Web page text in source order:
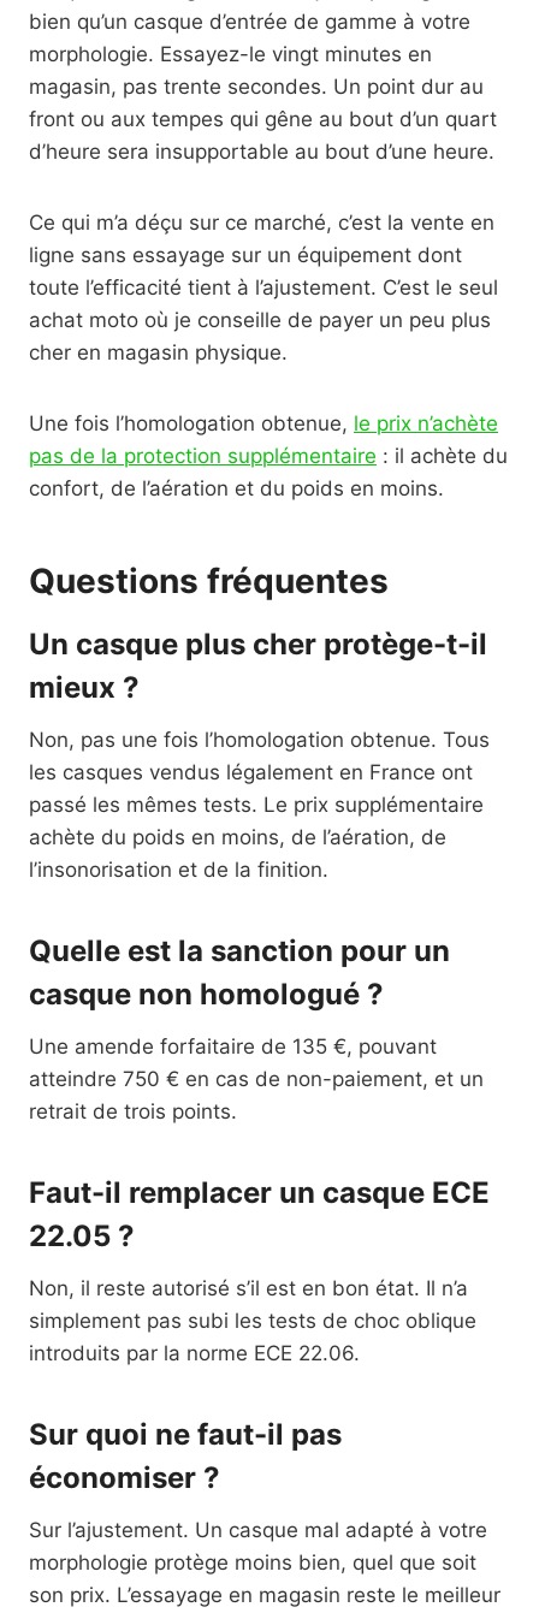
bien qu’un casque d’entrée de gamme à votre
morphologie. Essayez-le vingt minutes en
magasin, pas trente secondes. Un point dur au
front ou aux tempes qui gêne au bout d’un quart
d’heure sera insupportable au bout d’une heure.
Ce qui m’a déçu sur ce marché, c’est la vente en
ligne sans essayage sur un équipement dont
toute l’efficacité tient à l’ajustement. C’est le seul
achat moto où je conseille de payer un peu plus
cher en magasin physique.
Une fois l’homologation obtenue, le prix n’achète
pas de la protection supplémentaire : il achète du
confort, de l’aération et du poids en moins.
Questions fréquentes
Un casque plus cher protège-t-il
mieux ?
Non, pas une fois l’homologation obtenue. Tous
les casques vendus légalement en France ont
passé les mêmes tests. Le prix supplémentaire
achète du poids en moins, de l’aération, de
l’insonorisation et de la finition.
Quelle est la sanction pour un
casque non homologué ?
Une amende forfaitaire de 135 €, pouvant
atteindre 750 € en cas de non-paiement, et un
retrait de trois points.
Faut-il remplacer un casque ECE
22.05 ?
Non, il reste autorisé s’il est en bon état. Il n’a
simplement pas subi les tests de choc oblique
introduits par la norme ECE 22.06.
Sur quoi ne faut-il pas
économiser ?
Sur l’ajustement. Un casque mal adapté à votre
morphologie protège moins bien, quel que soit
son prix. L’essayage en magasin reste le meilleur